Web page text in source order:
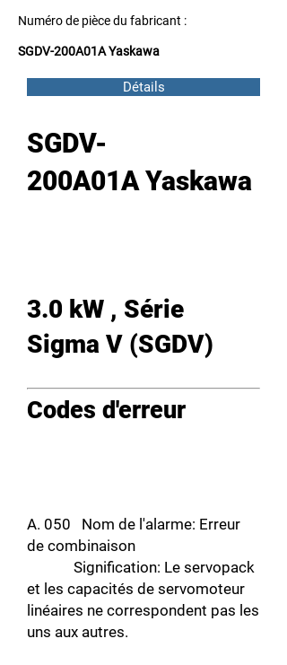
Numéro de pièce du fabricant :
SGDV-200A01A Yaskawa
Détails
SGDV-
200A01A Yaskawa
3.0 kW , Série
Sigma V (SGDV)
Codes d'erreur
A. 050 Nom de l'alarme: Erreur
de combinaison
Signification: Le servopack
et les capacités de servomoteur
linéaires ne correspondent pas les
uns aux autres.